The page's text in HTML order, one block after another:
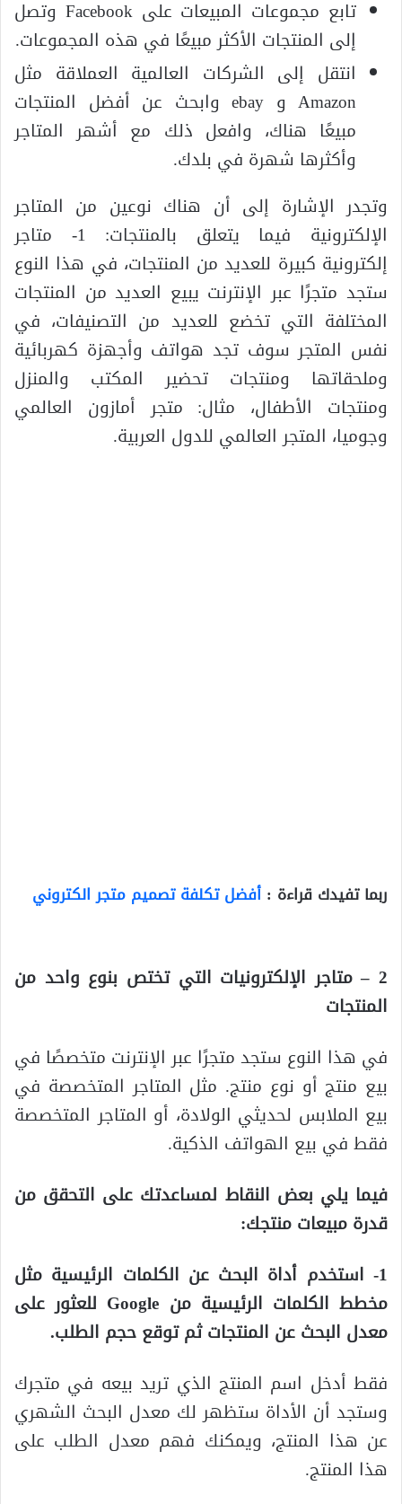
تابع مجموعات المبيعات على Facebook وتصل
إلى المنتجات الأكثر مبيعًا في هذه المجموعات.
انتقل إلى الشركات العالمية العملاقة مثل
Amazon و ebay وابحث عن أفضل المنتجات
مبيعًا هناك، وافعل ذلك مع أشهر المتاجر
وأكثرها شهرة في بلدك.
وتجدر الإشارة إلى أن هناك نوعين من المتاجر
الإلكترونية فيما يتعلق بالمنتجات: 1- متاجر
إلكترونية كبيرة للعديد من المنتجات، في هذا النوع
ستجد متجرًا عبر الإنترنت يبيع العديد من المنتجات
المختلفة التي تخضع للعديد من التصنيفات، في
نفس المتجر سوف تجد هواتف وأجهزة كهربائية
وملحقاتها ومنتجات تحضير المكتب والمنزل
ومنتجات الأطفال، مثال: متجر أمازون العالمي
وجوميا، المتجر العالمي للدول العربية.
ربما تفيدك قراءة : أفضل تكلفة تصميم متجر الكتروني
2 – متاجر الإلكترونيات التي تختص بنوع واحد من
المنتجات
في هذا النوع ستجد متجرًا عبر الإنترنت متخصصًا في
بيع منتج أو نوع منتج. مثل المتاجر المتخصصة في
بيع الملابس لحديثي الولادة، أو المتاجر المتخصصة
فقط في بيع الهواتف الذكية.
فيما يلي بعض النقاط لمساعدتك على التحقق من
قدرة مبيعات منتجك:
1- استخدم أداة البحث عن الكلمات الرئيسية مثل
مخطط الكلمات الرئيسية من Google للعثور على
معدل البحث عن المنتجات ثم توقع حجم الطلب.
فقط أدخل اسم المنتج الذي تريد بيعه في متجرك
وستجد أن الأداة ستظهر لك معدل البحث الشهري
عن هذا المنتج، ويمكنك فهم معدل الطلب على
هذا المنتج.